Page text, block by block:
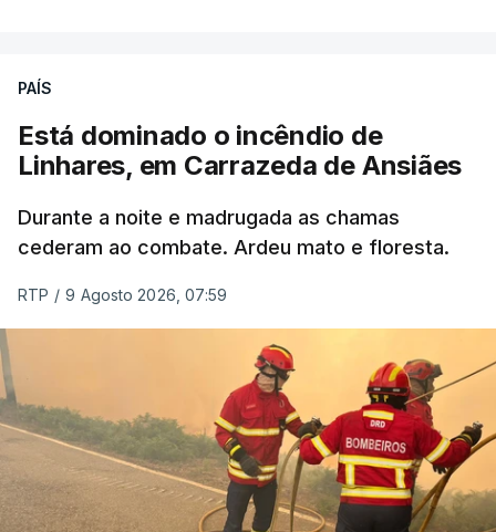
PAÍS
Está dominado o incêndio de
Linhares, em Carrazeda de Ansiães
Durante a noite e madrugada as chamas
cederam ao combate. Ardeu mato e floresta.
RTP / 9 Agosto 2026, 07:59